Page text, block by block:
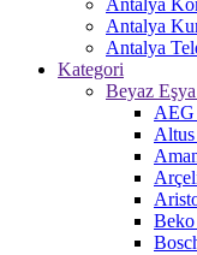
Antalya
Antalya
Antalya
Kategori
Beyaz
AEG
Altus
Beko